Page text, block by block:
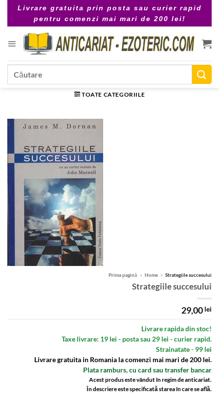
Livrare gratuita prin posta sau curier rapid
pentru comenzi mai mari de 200 lei!
Caută
TOATE CATEGORIILE
Prima pagină » Home » Strategiile succesului
Strategiile succesului
29,00 lei
Livrare rapida din stoc!
Taxe livrare: 19 lei - posta sau 29 lei - curier rapid.
Strainatate - 99 lei
Livrare gratuita in Romania la comenzi mai mari de 200 lei.
Plata ramburs, cu card sau transfer bancar
Acest produs este vândut în regim de anticariat.
În descriere este specificată starea în care se află.